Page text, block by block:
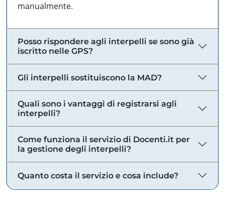
manualmente.
Posso rispondere agli interpelli se sono già
iscritto nelle GPS?
Gli interpelli sostituiscono la MAD?
Quali sono i vantaggi di registrarsi agli
interpelli?
Come funziona il servizio di Docenti.it per
la gestione degli interpelli?
Quanto costa il servizio e cosa include?